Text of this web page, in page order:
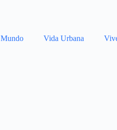
Mundo Vida Urbana